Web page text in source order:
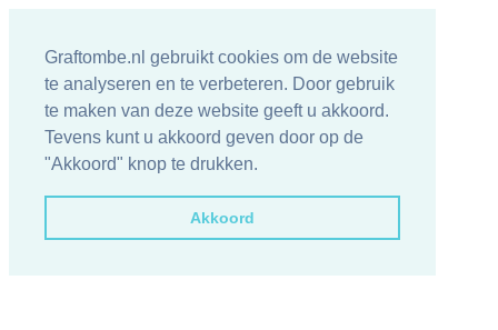
Graftombe.nl gebruikt cookies om de website
te analyseren en te verbeteren. Door gebruik
te maken van deze website geeft u akkoord.
Tevens kunt u akkoord geven door op de
"Akkoord" knop te drukken.
Akkoord